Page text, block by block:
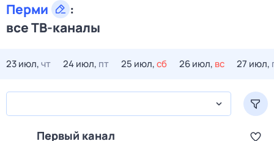
Перми
:
все ТВ-каналы
23 июл,чт 24 июл, пт 25 июл,сб 26 июл, вс 27 июл,
Первый канал